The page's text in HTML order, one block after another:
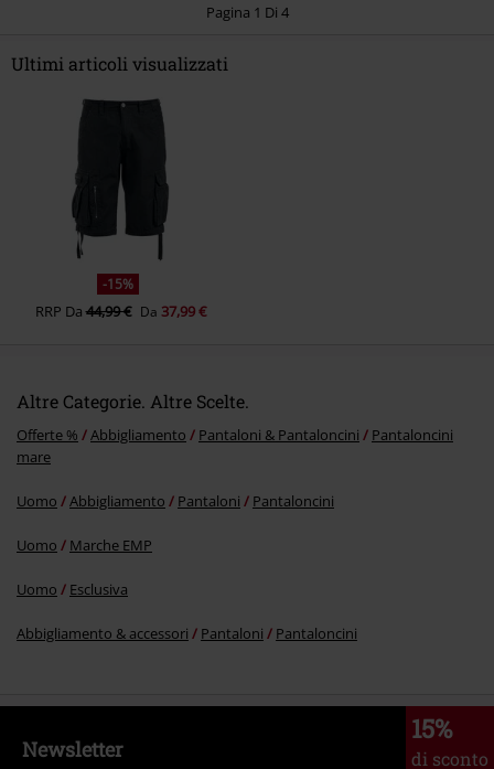
Invia un commento
Pagina 1 Di 4
Ultimi articoli visualizzati
-15%
RRP Da44,99 € Da 37,99 €
Altre Categorie. Altre Scelte.
Offerte % Abbigliamento Pantaloni & Pantaloncini
Pantaloncini
mare
Uomo Abbigliamento Pantaloni Pantaloncini
Uomo Marche EMP
Uomo Esclusiva
Abbigliamento & accessori Pantaloni Pantaloncini
15%
di sconto
Newsletter